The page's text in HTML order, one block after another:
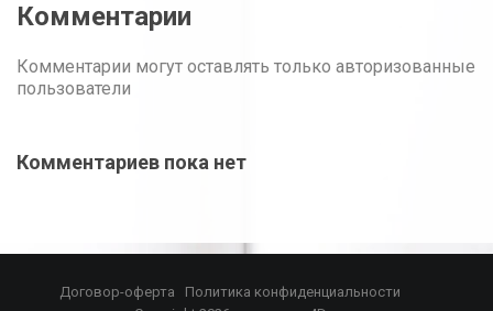
Комментарии
Комментарии могут оставлять только авторизованные
пользователи
Комментариев пока нет
Договор-оферта
Политика конфиденциальности